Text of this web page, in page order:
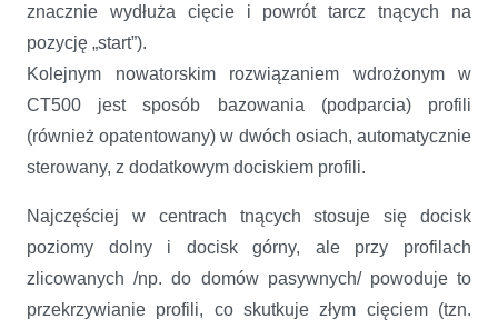
znacznie wydłuża cięcie i powrót tarcz tnących na
pozycję „start”).
Kolejnym nowatorskim rozwiązaniem wdrożonym w
CT500 jest sposób bazowania (podparcia) profili
(również opatentowany) w dwóch osiach, automatycznie
sterowany, z dodatkowym dociskiem profili.
Najczęściej w centrach tnących stosuje się docisk
poziomy dolny i docisk górny, ale przy profilach
zlicowanych /np. do domów pasywnych/ powoduje to
przekrzywianie profili, co skutkuje złym cięciem (tzn.